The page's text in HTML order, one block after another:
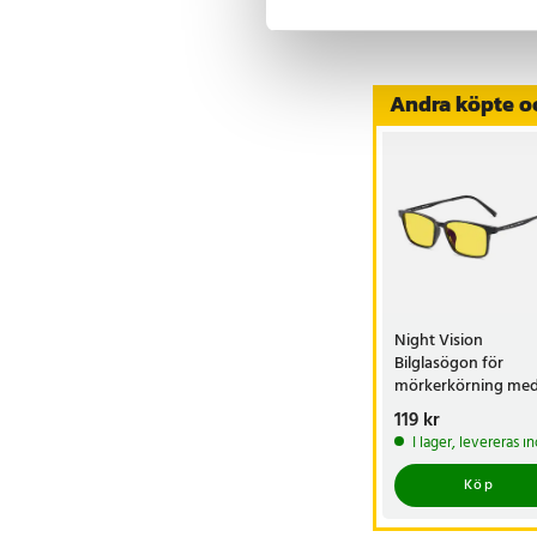
Andra köpte
Night Vision
Bilglasögon för
mörkerkörning
gul lins och flexibel
Pris :119 kr
119 kr
I lager, levereras
Köp